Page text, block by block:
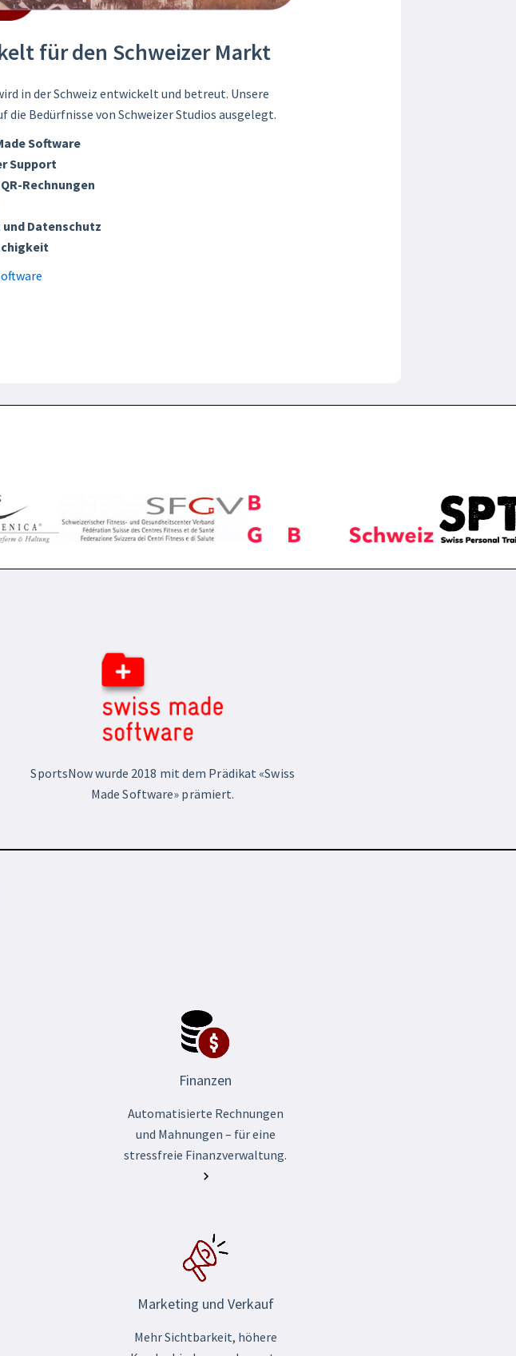
für den Schweizer Markt
in der Schweiz entwickelt und betreut. Unsere
die Bedürfnisse von Schweizer Studios ausgelegt.
Software
Support
Rechnungen
und Datenschutz
SportsNow wurde 2018 mit dem Prädikat «Swiss
Made Software» prämiert.
Finanzen
Automatisierte Rechnungen
und Mahnungen – für eine
stressfreie Finanzverwaltung.
Marketing und Verkauf
Mehr Sichtbarkeit, höhere